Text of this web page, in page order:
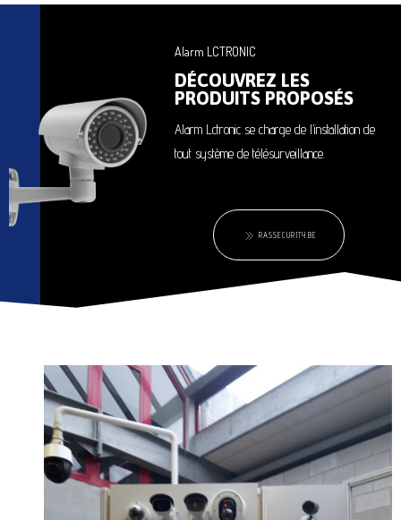
Alarm LCTRONIC
DÉCOUVREZ LES
PRODUITS PROPOSÉS
Alarm Lctronic se charge de l’installation de
tout système de télésurveillance.
RASSECURITY.BE